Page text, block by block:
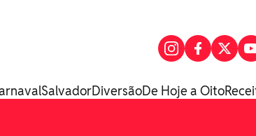
SalvadorDiversãoDe Hoje a Oito